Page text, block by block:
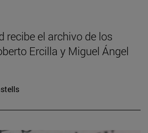
recibe el archivo de los
Ercilla y Miguel Ángel